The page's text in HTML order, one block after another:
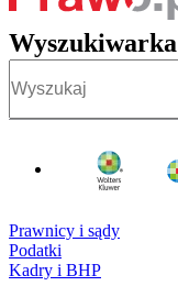
Wyszukiwarka
Prawnicy i sądy
Podatki
Kadry i BHP